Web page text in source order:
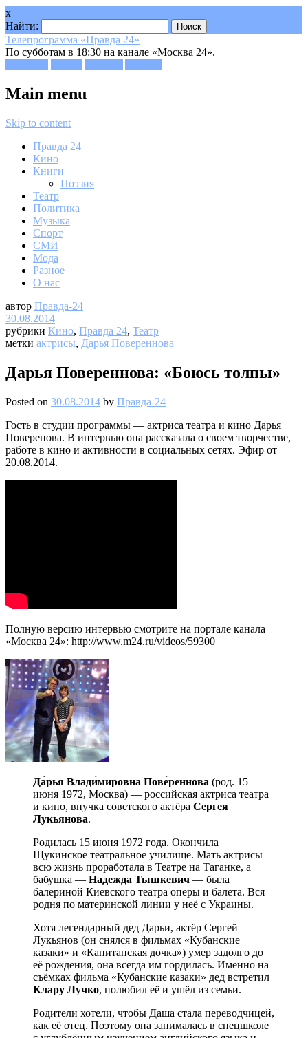
x
Найти:
Телепрограмма «Правда 24»
По субботам в 18:30 на канале «Москва 24».
Main menu
Skip to content
Правда 24
Кино
Книги
Поэзия
Театр
Политика
Музыка
Спорт
СМИ
Мода
Разное
О нас
автор Правда-24
30.08.2014
рубрики Кино, Правда 24, Театр
метки актрисы, Дарья Повереннова
Дарья Повереннова: «Боюсь толпы»
Posted on 30.08.2014 by Правда-24
Гость в студии программы — актриса театра и кино Дарья
Поверенова. В интервью она рассказала о своем творчестве,
работе в кино и активности в социальных сетях. Эфир от
20.08.2014.
Полную версию интервью смотрите на портале канала
«Москва 24»: http://www.m24.ru/videos/59300
Да́рья Влади́мировна Пове́реннова (род. 15
июня 1972, Москва) — российская актриса театра
и кино, внучка советского актёра Сергея
Лукьянова.
Родилась 15 июня 1972 года. Окончила
Щукинское театральное училище. Мать актрисы
всю жизнь проработала в Театре на Таганке, а
бабушка — Надежда Тышкевич — была
балериной Киевского театра оперы и балета. Вся
родня по материнской линии у неё с Украины.
Хотя легендарный дед Дарьи, актёр Сергей
Лукьянов (он снялся в фильмах «Кубанские
казаки» и «Капитанская дочка») умер задолго до
её рождения, она всегда им гордилась. Именно на
съёмках фильма «Кубанские казаки» дед встретил
Клару Лучко, полюбил её и ушёл из семьи.
Родители хотели, чтобы Даша стала переводчицей,
как её отец. Поэтому она занималась в спецшколе